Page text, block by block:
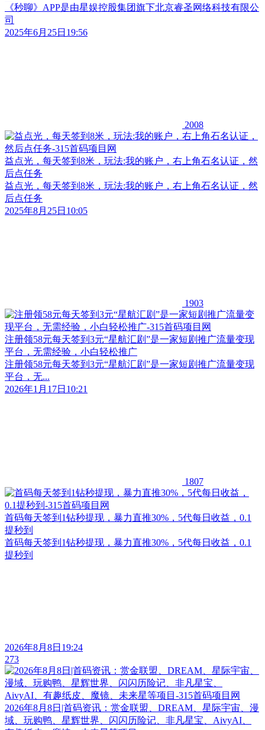
《秒聊》APP是由星娱控股集团旗下北京睿圣网络科技有限公
司
2025年6月25日19:56
2008
益点光，每天签到8米，玩法:我的账户，右上角石名认证，然
后点任务​
益点光，每天签到8米，玩法:我的账户，右上角石名认证，然
后点任务​
2025年8月25日10:05
1903
注册领58元每天签到3元“星航汇剧”是一家短剧推广流量变现
平台，无需经验，小白轻松推广
注册领58元每天签到3元“星航汇剧”是一家短剧推广流量变现
平台，无...
2026年1月17日10:21
1807
首码每天签到1钻秒提现，暴力直推30%，5代每日收益，0.1
提秒到
首码每天签到1钻秒提现，暴力直推30%，5代每日收益，0.1
提秒到
2026年8月8日19:24
273
2026年8月8日|首码资讯：赏金联盟、DREAM、星际宇宙、漫
域、玩购鸭、星辉世界、闪闪历险记、非凡星宝、AivyAI、